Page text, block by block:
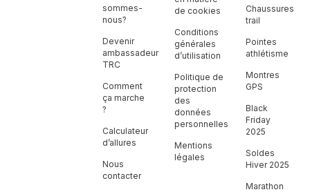
sommes-
nous?
Devenir
ambassadeur
TRC
Comment
ça marche
?
Calculateur
d’allures
Nous
contacter
de cookies
Conditions
générales
d’utilisation
Politique de
protection
des
données
personnelles
Mentions
légales
Chaussures
trail
Pointes
athlétisme
Montres
GPS
Black
Friday
2025
Soldes
Hiver 2025
Marathon